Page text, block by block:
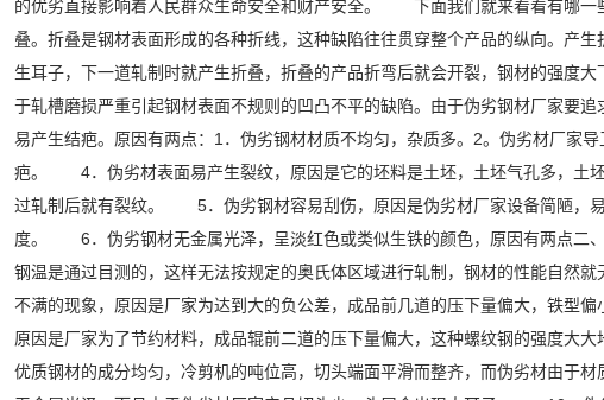
的优劣直接影响着人民群众生命安全和财产安全。 下面我们就来看看有哪
叠。折叠是钢材表面形成的各种折线，这种缺陷往往贯穿整个产品的纵向。产
生耳子，下一道轧制时就产生折叠，折叠的产品折弯后就会开裂，钢材的强
于轧槽磨损严重引起钢材表面不规则的凹凸不平的缺陷。由于伪劣钢材厂家
易产生结疤。原因有两点：1．伪劣钢材材质不均匀，杂质多。2。伪劣材厂家
疤。 4．伪劣材表面易产生裂纹，原因是它的坯料是土坯，土坯气孔多，土
过轧制后就有裂纹。 5．伪劣钢材容易刮伤，原因是伪劣材厂家设备简陋，
度。 6．伪劣钢材无金属光泽，呈淡红色或类似生铁的颜色，原因有两点二
钢温是通过目测的，这样无法按规定的奥氏体区域进行轧制，钢材的性能自
不满的现象，原因是厂家为达到大的负公差，成品前几道的压下量偏大，铁
原因是厂家为了节约材料，成品辊前二道的压下量偏大，这种螺纹钢的强度
优质钢材的成分均匀，冷剪机的吨位高，切头端面平滑而整齐，而伪劣材由于